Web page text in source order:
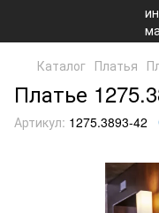
Каталог Платья
Платье
Артикул: 1275.3893-42